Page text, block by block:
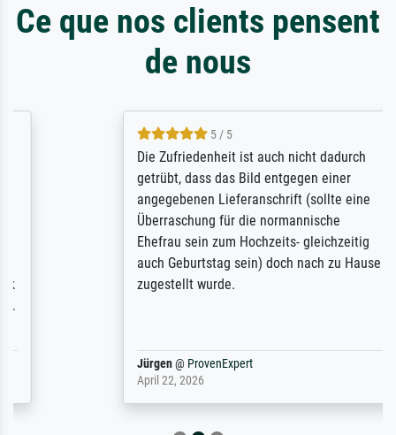
Ce que nos clients pensent
de nous
5 / 5
Die Zufriedenheit ist auch nicht dadurch
getrübt, dass das Bild entgegen einer
angegebenen Lieferanschrift (sollte eine
Überraschung für die normannische
Ehefrau sein zum Hochzeits- gleichzeitig
auch Geburtstag sein) doch nach zu Hause
zugestellt wurde.
ProvenExpert
April 22, 2026